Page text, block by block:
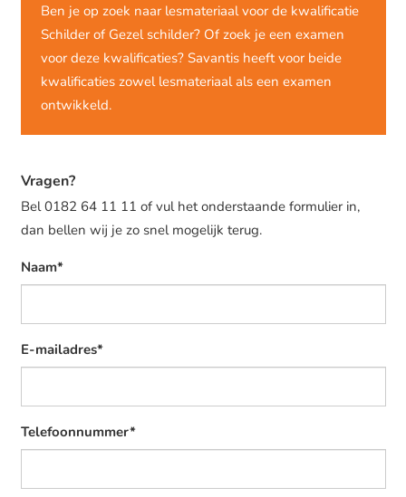
Ben je op zoek naar lesmateriaal voor de kwalificatie
Schilder of Gezel schilder? Of zoek je een examen
voor deze kwalificaties? Savantis heeft voor beide
kwalificaties zowel lesmateriaal als een examen
ontwikkeld.
Vragen?
Bel 0182 64 11 11 of vul het onderstaande formulier in,
dan bellen wij je zo snel mogelijk terug.
Naam*
E-mailadres*
Telefoonnummer*